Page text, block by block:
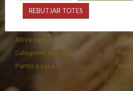
Equips federats
Altres equips
Categories inferiors
Partits a casa
REBUTJAR TOTES